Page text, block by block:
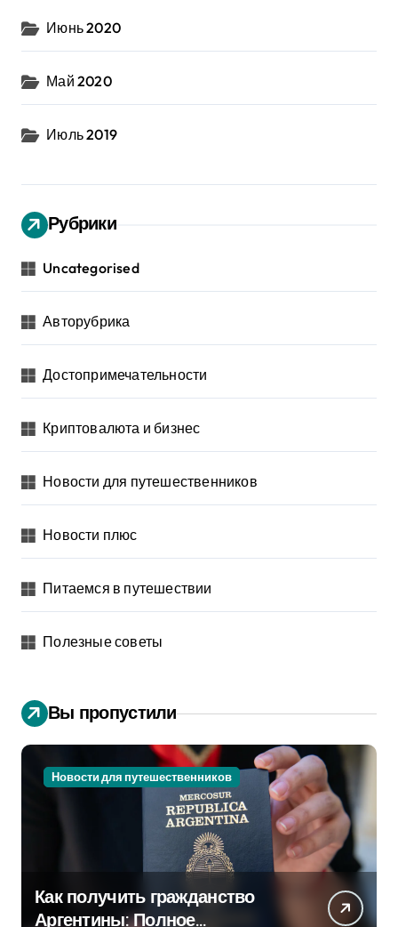
Июнь 2020
Май 2020
Июль 2019
Рубрики
Uncategorised
Авторубрика
Достопримечательности
Криптовалюта и бизнес
Новости для путешественников
Новости плюс
Питаемся в путешествии
Полезные советы
Вы пропустили
Новости для путешественников
Как получить гражданство
Аргентины: Полное